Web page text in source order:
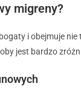
migreny?
i obejmuje nie
jest bardzo